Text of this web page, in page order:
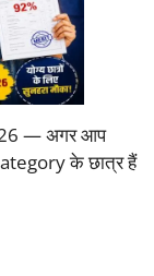
— अगर आप
के छात्र हैं